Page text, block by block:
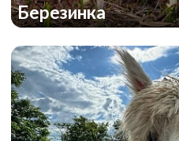
Березинка